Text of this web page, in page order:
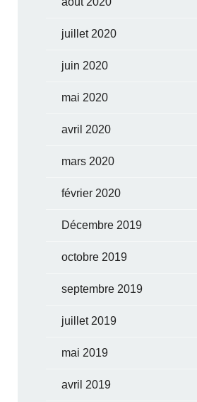
juillet 2020
juin 2020
mai 2020
avril 2020
mars 2020
février 2020
Décembre 2019
octobre 2019
septembre 2019
juillet 2019
mai 2019
avril 2019